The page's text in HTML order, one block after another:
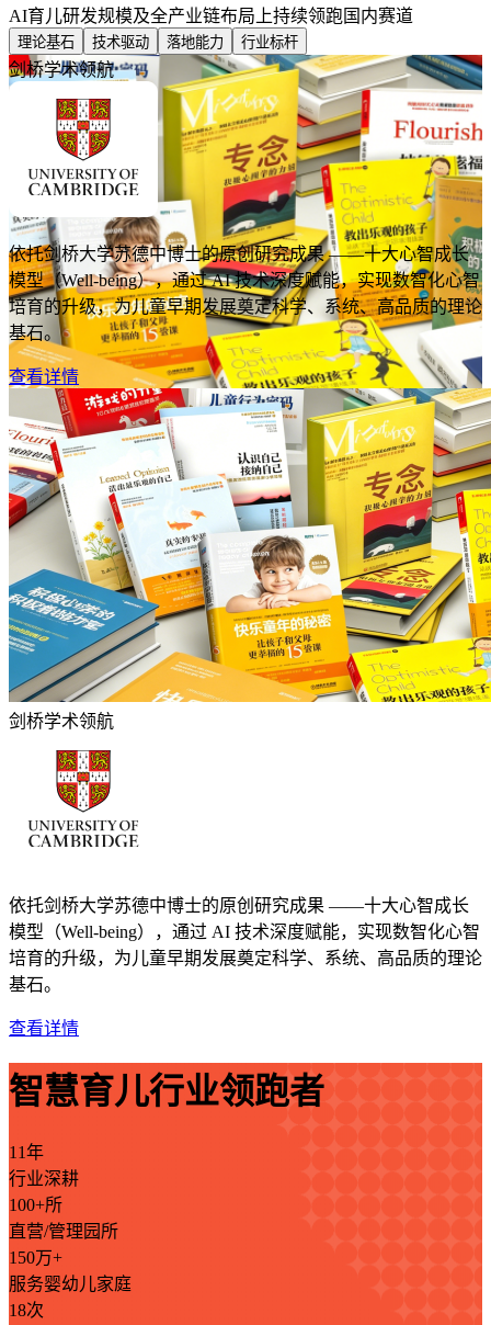
AI育儿研发规模及全产业链布局上持续领跑国内赛道
理论基石 技术驱动 落地能力 行业标杆
剑桥学术领航
依托剑桥大学苏德中博士的原创研究成果 ——十大心智成长
模型（Well-being），通过 AI 技术深度赋能，实现数智化心智
培育的升级，为儿童早期发展奠定科学、系统、高品质的理论
基石。
查看详情
剑桥学术领航
依托剑桥大学苏德中博士的原创研究成果 ——十大心智成长
模型（Well-being），通过 AI 技术深度赋能，实现数智化心智
培育的升级，为儿童早期发展奠定科学、系统、高品质的理论
基石。
查看详情
智慧育儿行业领跑者
11年
行业深耕
100+所
直营/管理园所
150万+
服务婴幼儿家庭
18次